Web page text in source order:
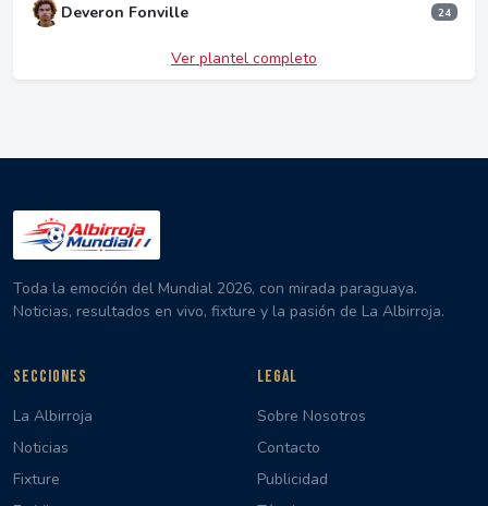
Deveron Fonville 24
Ver plantel completo
Toda la emoción del Mundial 2026, con mirada paraguaya.
Noticias, resultados en vivo, fixture y la pasión de La Albirroja.
SECCIONES
La Albirroja
Noticias
Fixture
LEGAL
Sobre Nosotros
Contacto
Publicidad